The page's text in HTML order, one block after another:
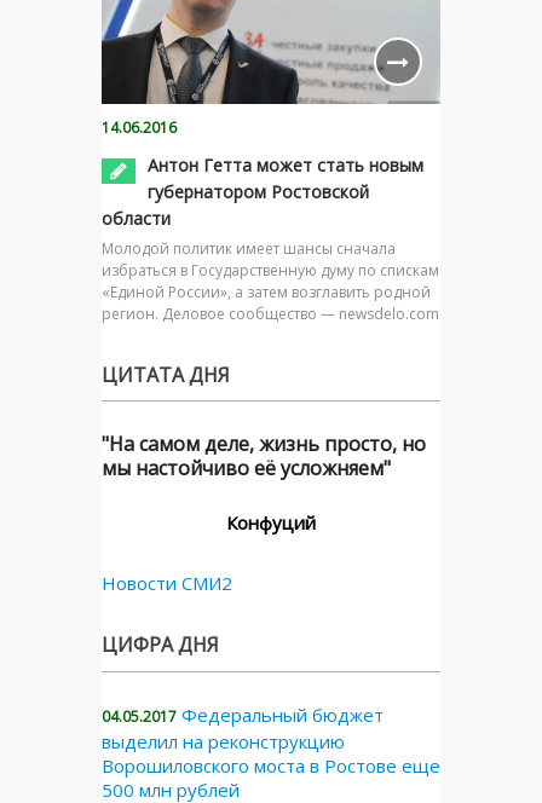
14.06.2016
Антон Гетта может стать новым
губернатором Ростовской
области
Молодой политик имеет шансы сначала
избраться в Государственную думу по спискам
«Единой России», а затем возглавить родной
регион. Деловое сообщество — newsdelo.com
ЦИТАТА ДНЯ
"На самом деле, жизнь просто, но
мы настойчиво её усложняем"
Конфуций
Новости СМИ2
ЦИФРА ДНЯ
04.05.2017 Федеральный бюджет
выделил на реконструкцию
Ворошиловского моста в Ростове еще
500 млн рублей